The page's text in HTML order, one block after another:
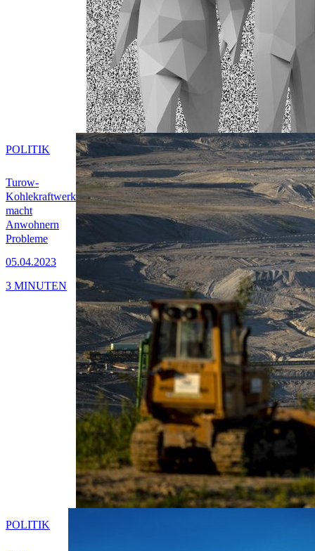
Turow-
Kohlekraftwerk
macht
Anwohnern
Probleme
05.04.2023
POLITIK
3 MINUTEN
POLITIK